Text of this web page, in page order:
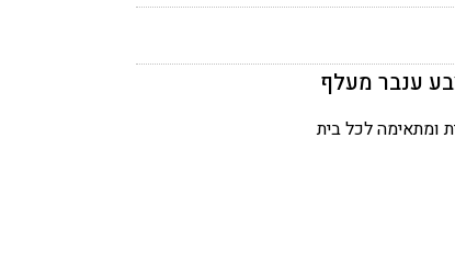
ענבר מעלף
ומתאימה לכל בית